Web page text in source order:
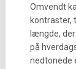
Omvendt
kontraster,
længde,
på
nedtonede